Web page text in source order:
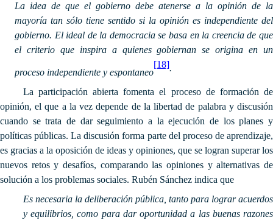
La idea de que el gobierno debe atenerse a la opinión de la
mayoría tan sólo tiene sentido si la opinión es independiente del
gobierno. El ideal de la democracia se basa en la creencia de que
el criterio que inspira a quienes gobiernan se origina en un
proceso independiente y espontaneo
[18].
La participación abierta fomenta el proceso de formación de
opinión, el que a la vez depende de la libertad de palabra y discusión
cuando se trata de dar seguimiento a la ejecución de los planes y
políticas públicas. La discusión forma parte del proceso de aprendizaje,
es gracias a la oposición de ideas y opiniones, que se logran superar los
nuevos retos y desafíos, comparando las opiniones y alternativas de
solución a los problemas sociales. Rubén Sánchez indica que
Es necesaria la deliberación pública, tanto para lograr acuerdos
y equilibrios, como para dar oportunidad a las buenas razones